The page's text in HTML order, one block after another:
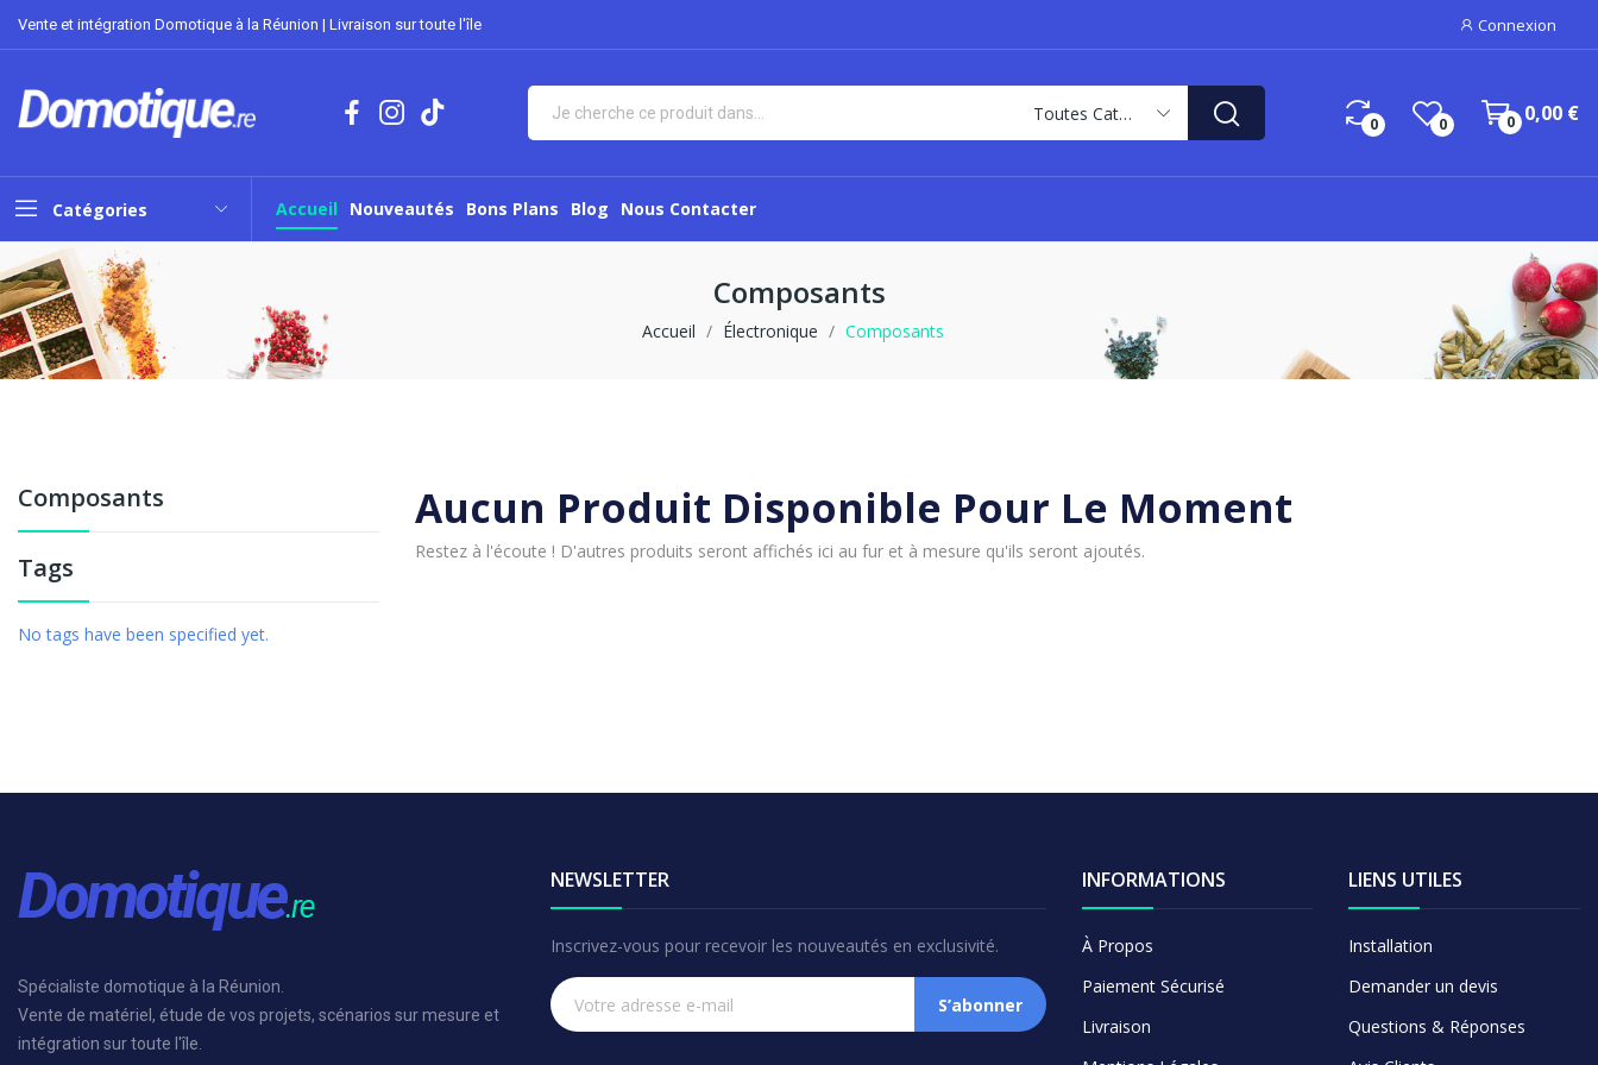
Vente et intégration Domotique à la Réunion | Livraison sur toute l'île Connexion
Toutes Catégories 0 0 0,00 €
0
Catégories Accueil Nouveautés Bons Plans Blog Nous Contacter
Composants
Accueil Électronique Composants
Composants
Tags
No tags have been specified yet.
Aucun Produit Disponible Pour Le Moment
Restez à l'écoute ! D'autres produits seront affichés ici au fur et à mesure qu'ils seront ajoutés.
Spécialiste domotique à la Réunion.
Vente de matériel, étude de vos projets, scénarios sur mesure et
intégration sur toute l'île.
NEWSLETTER
Inscrivez-vous pour recevoir les nouveautés en exclusivité.
S’abonner
INFORMATIONS
À Propos
Paiement Sécurisé
Livraison
LIENS UTILES
Installation
Demander un devis
Questions & Réponses